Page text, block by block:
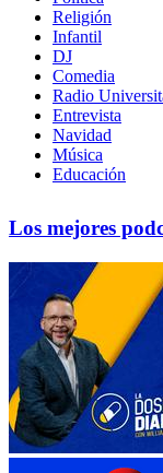
Religión
Infantil
DJ
Comedia
Radio
Entrevista
Navidad
Música
Educación
Los mejores